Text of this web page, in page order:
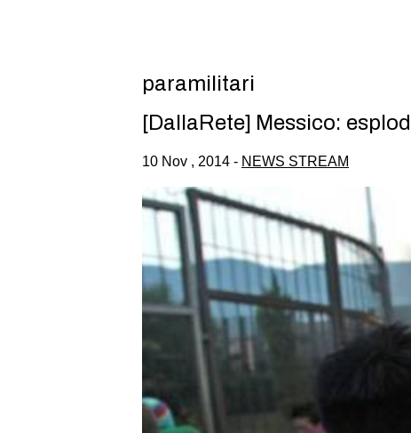
paramilitari
[DallaRete] Messico:
10 Nov , 2014 - NEWS STREAM